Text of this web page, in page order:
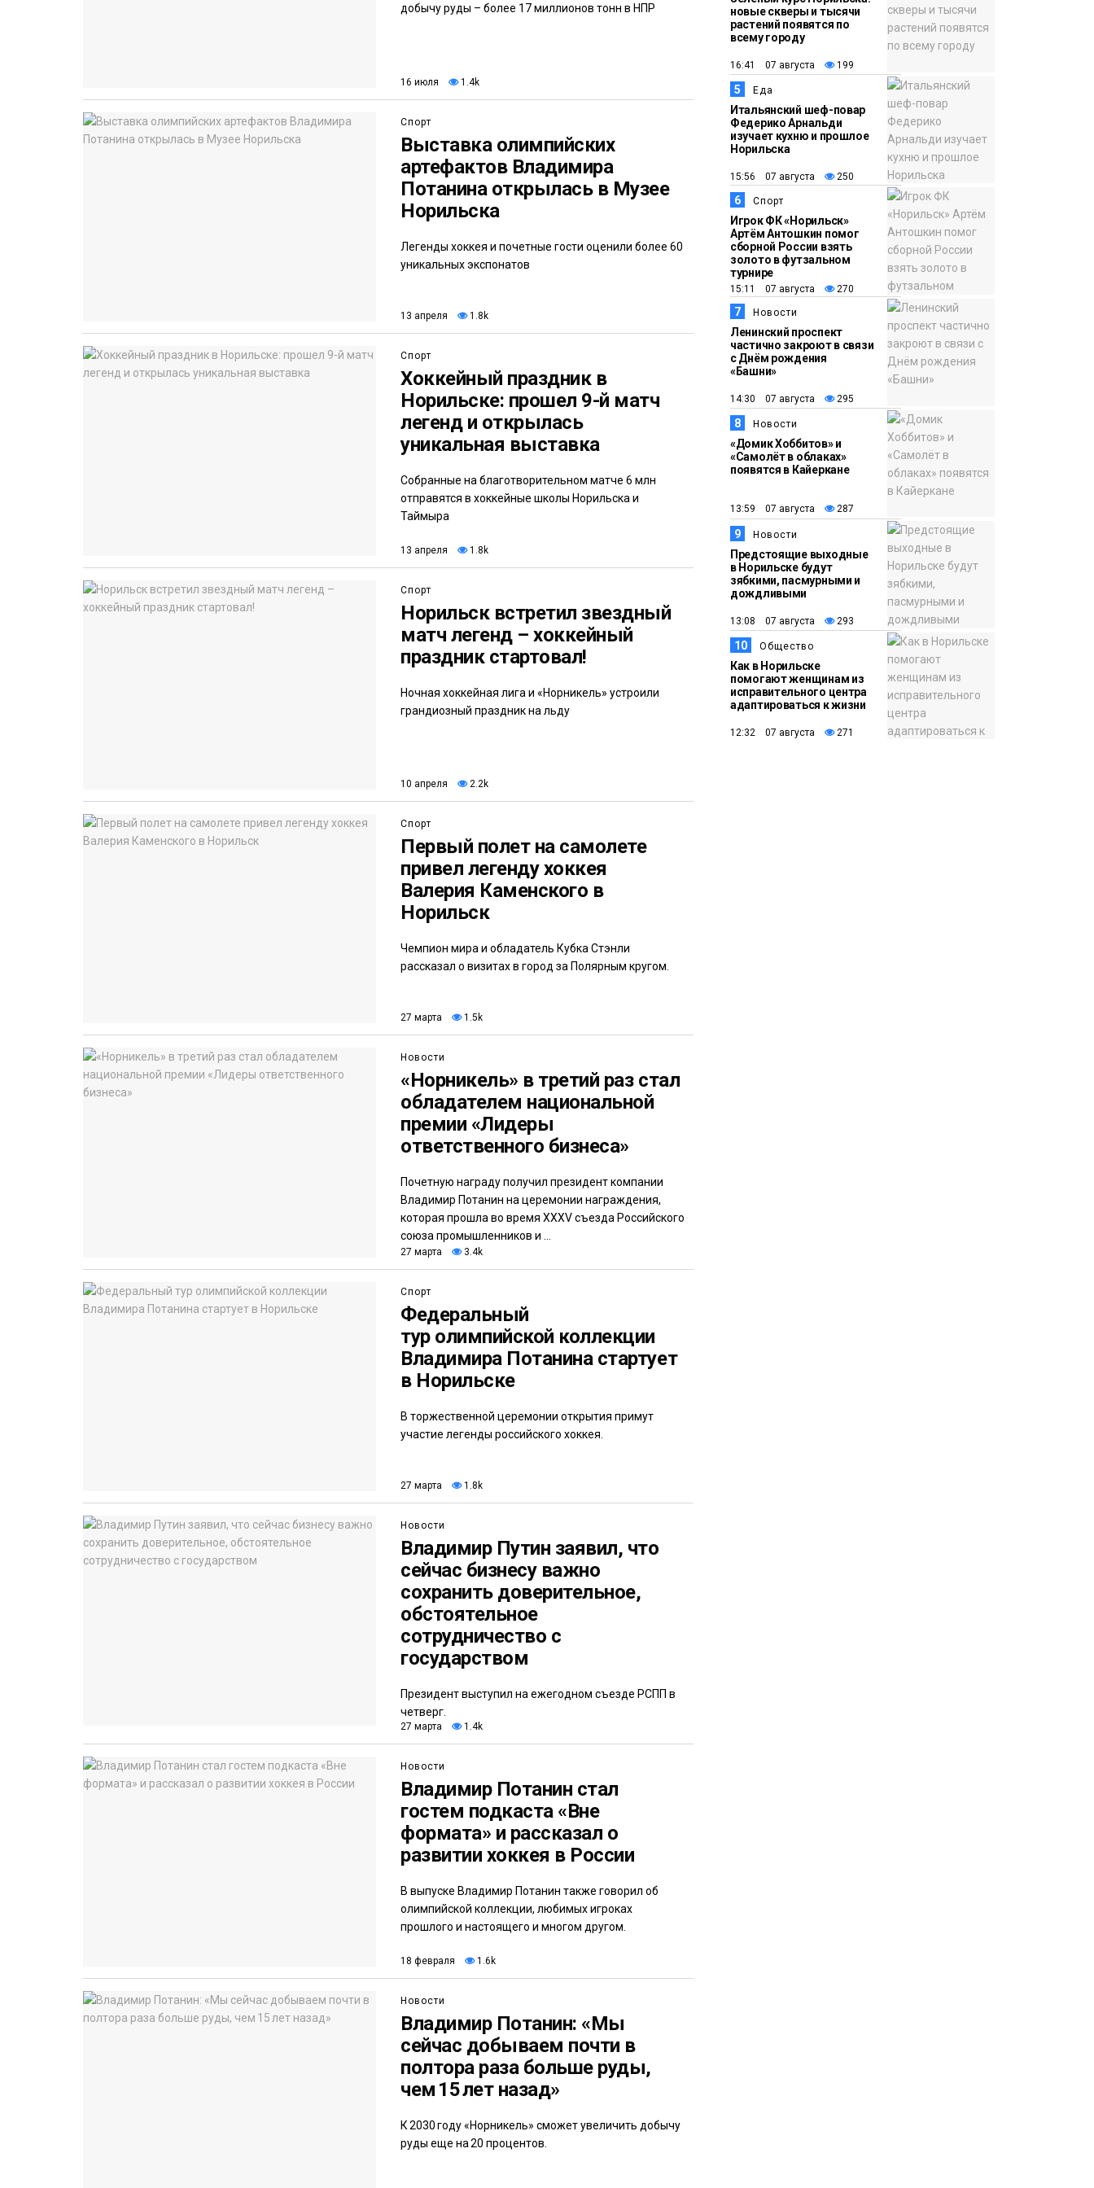
добычу руды – более 17 миллионов тонн в НПР
16 июля 1.4k
Спорт
Выставка олимпийских
артефактов Владимира
Потанина открылась в Музее
Норильска
Легенды хоккея и почетные гости оценили более 60
уникальных экспонатов
13 апреля 1.8k
Спорт
Хоккейный праздник в
Норильске: прошел 9-й матч
легенд и открылась
уникальная выставка
Собранные на благотворительном матче 6 млн
отправятся в хоккейные школы Норильска и
Таймыра
13 апреля 1.8k
Спорт
Норильск встретил звездный
матч легенд – хоккейный
праздник стартовал!
Ночная хоккейная лига и «Норникель» устроили
грандиозный праздник на льду
10 апреля 2.2k
Спорт
Первый полет на самолете
привел легенду хоккея
Валерия Каменского в
Норильск
Чемпион мира и обладатель Кубка Стэнли
рассказал о визитах в город за Полярным кругом.
27 марта 1.5k
Новости
«Норникель» в третий раз стал
обладателем национальной
премии «Лидеры
ответственного бизнеса»
Почетную награду получил президент компании
Владимир Потанин на церемонии награждения,
которая прошла во время XXXV съезда Российского
союза промышленников и ...
27 марта 3.4k
Спорт
Федеральный
тур олимпийской коллекции
Владимира Потанина стартует
в Норильске
В торжественной церемонии открытия примут
участие легенды российского хоккея.
27 марта 1.8k
Новости
Владимир Путин заявил, что
сейчас бизнесу важно
сохранить доверительное,
обстоятельное
сотрудничество с
государством
Президент выступил на ежегодном съезде РСПП в
четверг.
27 марта 1.4k
Новости
Владимир Потанин стал
гостем подкаста «Вне
формата» и рассказал о
развитии хоккея в России
В выпуске Владимир Потанин также говорил об
олимпийской коллекции, любимых игроках
прошлого и настоящего и многом другом.
18 февраля 1.6k
Новости
Владимир Потанин: «Мы
сейчас добываем почти в
полтора раза больше руды,
чем 15 лет назад»
К 2030 году «Норникель» сможет увеличить добычу
руды еще на 20 процентов.
новые скверы и тысячи
растений появятся по
всему городу
16:41 07 августа 199
5 Еда
Итальянский шеф-повар
Федерико Арнальди
изучает кухню и прошлое
Норильска
15:56 07 августа 250
6 Спорт
Игрок ФК «Норильск»
Артём Антошкин помог
сборной России взять
золото в футзальном
турнире
15:11 07 августа 270
7 Новости
Ленинский проспект
частично закроют в связи
с Днём рождения
«Башни»
14:30 07 августа 295
8 Новости
«Домик Хоббитов» и
«Самолёт в облаках»
появятся в Кайеркане
13:59 07 августа 287
9 Новости
Предстоящие выходные
в Норильске будут
зябкими, пасмурными и
дождливыми
13:08 07 августа 293
10 Общество
Как в Норильске
помогают женщинам из
исправительного центра
адаптироваться к жизни
12:32 07 августа 271